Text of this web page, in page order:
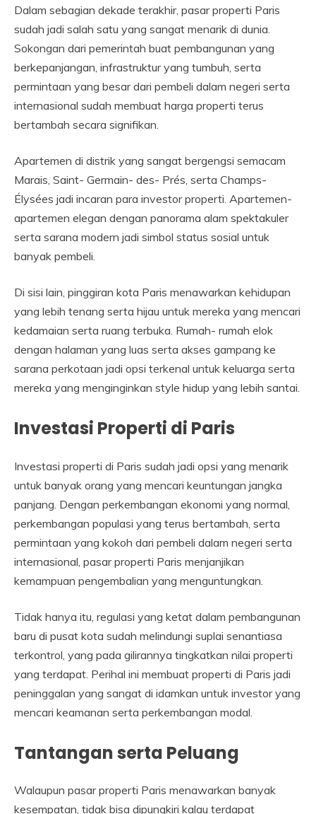
Dalam sebagian dekade terakhir, pasar properti Paris
sudah jadi salah satu yang sangat menarik di dunia.
Sokongan dari pemerintah buat pembangunan yang
berkepanjangan, infrastruktur yang tumbuh, serta
permintaan yang besar dari pembeli dalam negeri serta
internasional sudah membuat harga properti terus
bertambah secara signifikan.
Apartemen di distrik yang sangat bergengsi semacam
Marais, Saint- Germain- des- Prés, serta Champs-
Élysées jadi incaran para investor properti. Apartemen-
apartemen elegan dengan panorama alam spektakuler
serta sarana modern jadi simbol status sosial untuk
banyak pembeli.
Di sisi lain, pinggiran kota Paris menawarkan kehidupan
yang lebih tenang serta hijau untuk mereka yang mencari
kedamaian serta ruang terbuka. Rumah- rumah elok
dengan halaman yang luas serta akses gampang ke
sarana perkotaan jadi opsi terkenal untuk keluarga serta
mereka yang menginginkan style hidup yang lebih santai.
Investasi Properti di Paris
Investasi properti di Paris sudah jadi opsi yang menarik
untuk banyak orang yang mencari keuntungan jangka
panjang. Dengan perkembangan ekonomi yang normal,
perkembangan populasi yang terus bertambah, serta
permintaan yang kokoh dari pembeli dalam negeri serta
internasional, pasar properti Paris menjanjikan
kemampuan pengembalian yang menguntungkan.
Tidak hanya itu, regulasi yang ketat dalam pembangunan
baru di pusat kota sudah melindungi suplai senantiasa
terkontrol, yang pada gilirannya tingkatkan nilai properti
yang terdapat. Perihal ini membuat properti di Paris jadi
peninggalan yang sangat di idamkan untuk investor yang
mencari keamanan serta perkembangan modal.
Tantangan serta Peluang
Walaupun pasar properti Paris menawarkan banyak
kesempatan, tidak bisa dipungkiri kalau terdapat